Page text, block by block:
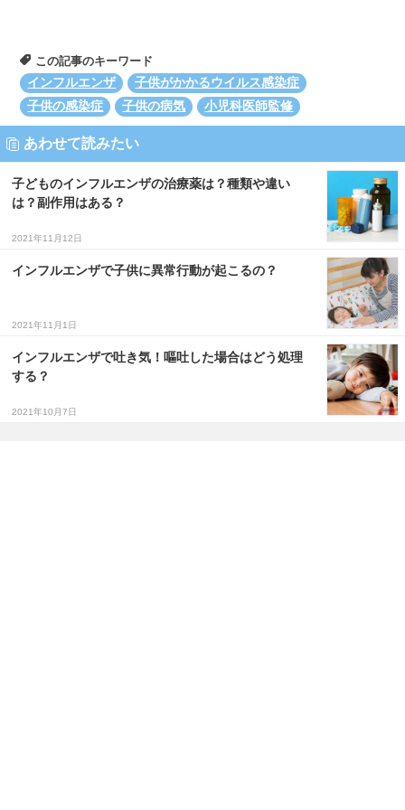
この記事のキーワード
インフルエンザ
子供がかかるウイルス感染症
子供の感染症
子供の病気 小児科医師監修
あわせて読みたい
子どものインフルエンザの治療薬は？種類や違い
は？副作用はある？
2021年11月12日
インフルエンザで子供に異常行動が起こるの？
2021年11月1日
インフルエンザで吐き気！嘔吐した場合はどう処理
する？
2021年10月7日